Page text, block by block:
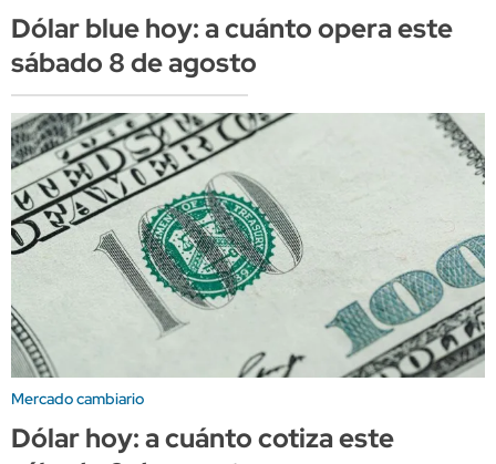
Dólar blue hoy: a cuánto opera este
sábado 8 de agosto
Mercado cambiario
Dólar hoy: a cuánto cotiza este